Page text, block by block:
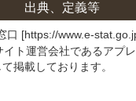
出典、定義等
口 [https://www.e-
ト運営会社であるアプ
掲載しております。